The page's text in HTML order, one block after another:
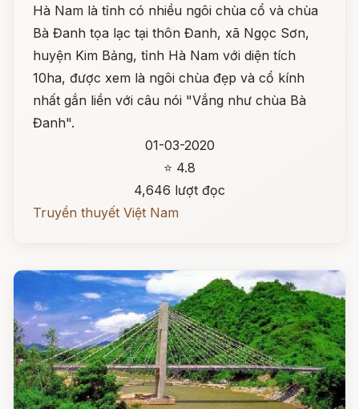
Hà Nam là tỉnh có nhiều ngôi chùa cổ và chùa
Bà Đanh tọa lạc tại thôn Đanh, xã Ngọc Sơn,
huyện Kim Bảng, tỉnh Hà Nam với diện tích
10ha, được xem là ngôi chùa đẹp và cổ kính
nhất gắn liền với câu nói "Vắng như chùa Bà
Đanh".
01-03-2020
⭐ 4.8
4,646 lượt đọc
Truyền thuyết Việt Nam